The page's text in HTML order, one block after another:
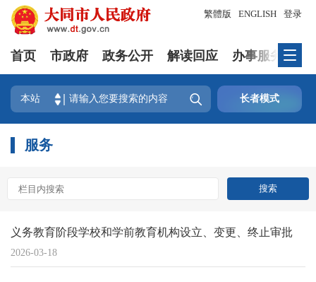
登录
繁體版 ENGLISH
首页 市政府 政务公开 解读回应 办事服务
本站  长者模式
服务
义务教育阶段学校和学前教育机构设立、变更、终止审批
2026-03-18